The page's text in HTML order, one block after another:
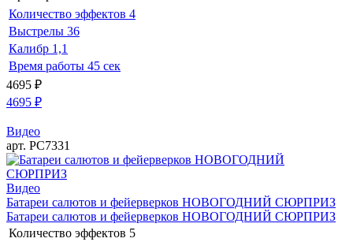
Количество эффектов 4
Выстрелы 36
Калибр 1,1
Время работы 45 сек
4695 ₽
4695 ₽
Видео
арт. РС7331
Видео
Батареи салютов и фейерверков НОВОГОДНИЙ СЮРПРИЗ
Батареи салютов и фейерверков НОВОГОДНИЙ СЮРПРИЗ
Количество эффектов 5